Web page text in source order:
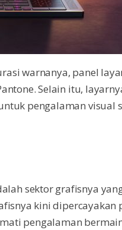
warnanya, panel
Selain itu,
pengalaman visual
sektor grafisnya
kini dipercayakan
pengalaman